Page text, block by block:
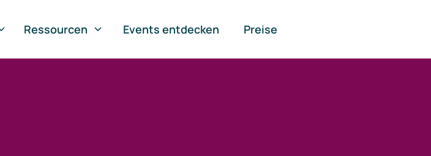
Ressourcen Events entdecken Preise